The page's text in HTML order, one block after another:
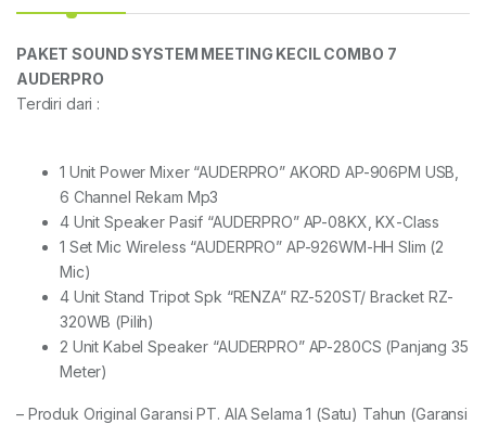
PAKET SOUND SYSTEM MEETING KECIL COMBO 7
AUDERPRO
Terdiri dari :
1 Unit Power Mixer “AUDERPRO” AKORD AP-906PM USB,
6 Channel Rekam Mp3
4 Unit Speaker Pasif “AUDERPRO” AP-08KX, KX-Class
1 Set Mic Wireless “AUDERPRO” AP-926WM-HH Slim (2
Mic)
4 Unit Stand Tripot Spk “RENZA” RZ-520ST/ Bracket RZ-
320WB (Pilih)
2 Unit Kabel Speaker “AUDERPRO” AP-280CS (Panjang 35
Meter)
– Produk Original Garansi PT. AIA Selama 1 (Satu) Tahun (Garansi